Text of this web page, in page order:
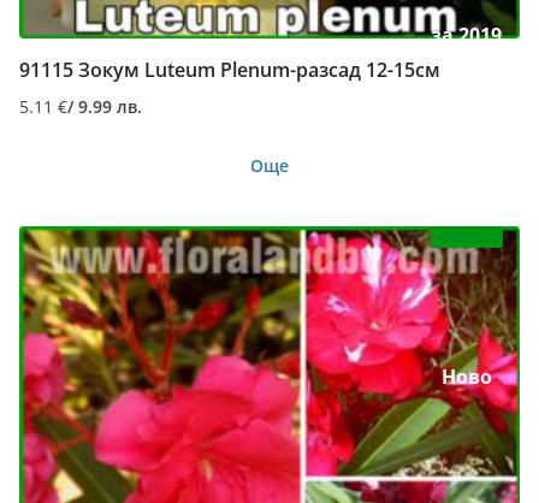
за 2019
91115 Зокум Luteum Plenum-разсад 12-15см
5.11 €/ 9.99 лв.
Още
Ново